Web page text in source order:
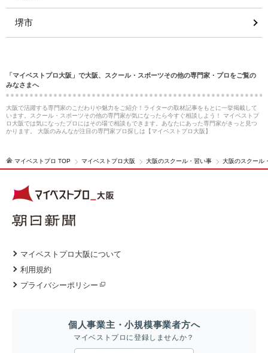
堺市
「マイベストプロ大阪」で大阪、スクール・スポーツその他の専門家・プロをご覧の
みなさまへ
大阪で活躍する専門家のこだわりや魅力をご紹介！ライターの取材記事をもとに一挙掲載して
います。スクール・スポーツその他の専門家が気になったら今すぐ相談しよう！ マイベストプ
ロ大阪では気になったプロにはその場で相談もできます。あなたにあった専門家がきっと見つ
かります。 大阪のみんなが注目の専門家プロ探しは【マイベストプロ大阪】
マイベストプロ TOP マイベストプロ大阪 大阪のスクール・習い事 大阪のスクール
マイベストプロ大阪について
利用規約
プライバシーポリシー
個人事業主・小規模事業者方へ
マイベストプロに登録しませんか？